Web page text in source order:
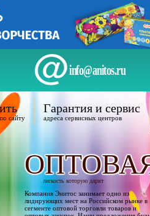
info@anitos.ru
сайту
Гарантия и сервис
адреса сервисных центров
легкость которую дарят
Компания Энитос занимает одно из
лидирующих мест на Российском рынке в
сегменте оптовой торговли товаров и